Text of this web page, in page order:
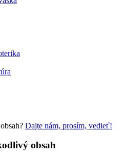
Dajte nám, prosím, vedieť!
obsah